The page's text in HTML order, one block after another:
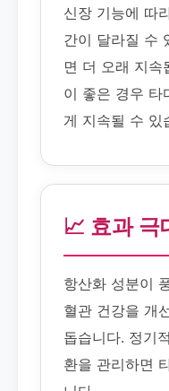
신장 기능에 따
간이 달라질 수
면 더 오래 지속
이 좋은 경우 타
게 지속될 수 있
📈 효과 극
항산화 성분이
혈관 건강을 개
돕습니다. 정기
환을 관리하면